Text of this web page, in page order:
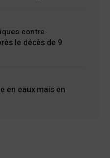
contre
le décès de 9
en eaux mais en